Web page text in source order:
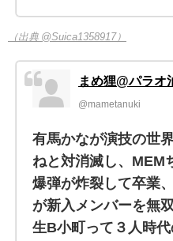
（出典 @Suica1358917）
まめ狸@パラオ
@mametanuki
有馬かなが演技の世
ねと対消滅し、MEM
爆弾が炸裂して卒業
が新入メンバーを無
生B小町って３人時